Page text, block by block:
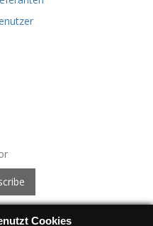
Fahrzeuge
Cookies